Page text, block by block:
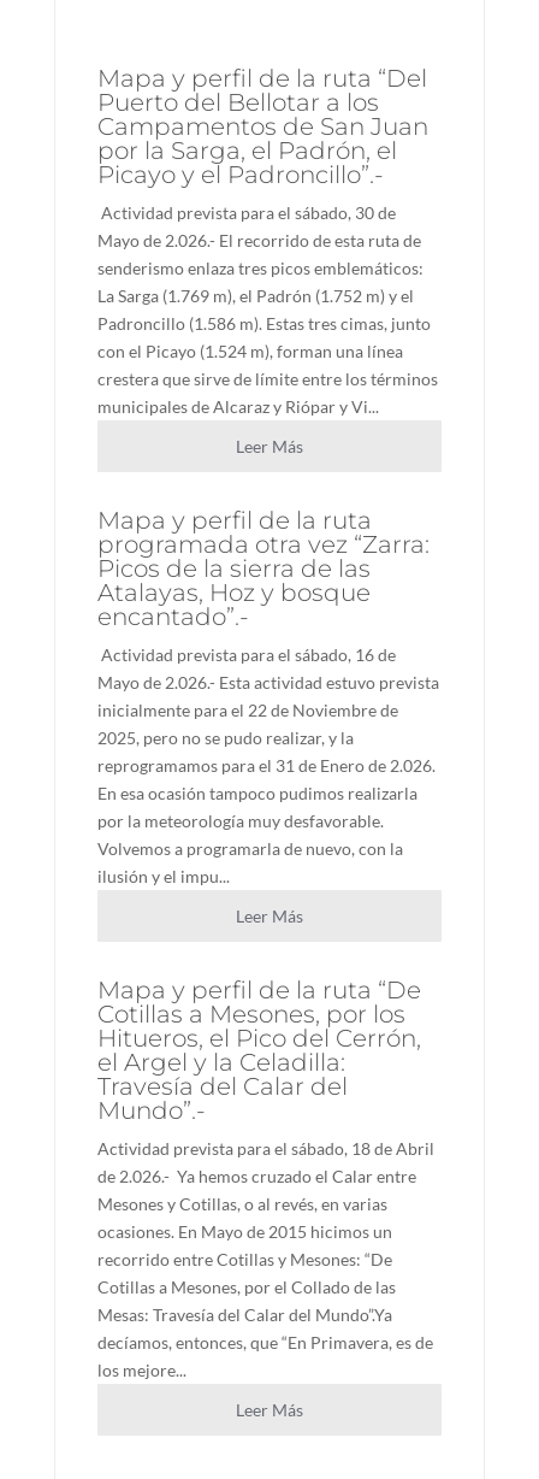
Mapa y perfil de la ruta “Del
Puerto del Bellotar a los
Campamentos de San Juan
por la Sarga, el Padrón, el
Picayo y el Padroncillo”.-
Actividad prevista para el sábado, 30 de
Mayo de 2.026.- El recorrido de esta ruta de
senderismo enlaza tres picos emblemáticos:
La Sarga (1.769 m), el Padrón (1.752 m) y el
Padroncillo (1.586 m). Estas tres cimas, junto
con el Picayo (1.524 m), forman una línea
crestera que sirve de límite entre los términos
municipales de Alcaraz y Riópar y Vi...
Leer Más
Mapa y perfil de la ruta
programada otra vez “Zarra:
Picos de la sierra de las
Atalayas, Hoz y bosque
encantado”.-
Actividad prevista para el sábado, 16 de
Mayo de 2.026.- Esta actividad estuvo prevista
inicialmente para el 22 de Noviembre de
2025, pero no se pudo realizar, y la
reprogramamos para el 31 de Enero de 2.026.
En esa ocasión tampoco pudimos realizarla
por la meteorología muy desfavorable.
Volvemos a programarla de nuevo, con la
ilusión y el impu...
Leer Más
Mapa y perfil de la ruta “De
Cotillas a Mesones, por los
Hitueros, el Pico del Cerrón,
el Argel y la Celadilla:
Travesía del Calar del
Mundo”.-
Actividad prevista para el sábado, 18 de Abril
de 2.026.- Ya hemos cruzado el Calar entre
Mesones y Cotillas, o al revés, en varias
ocasiones. En Mayo de 2015 hicimos un
recorrido entre Cotillas y Mesones: “De
Cotillas a Mesones, por el Collado de las
Mesas: Travesía del Calar del Mundo”.Ya
decíamos, entonces, que “En Primavera, es de
los mejore...
Leer Más